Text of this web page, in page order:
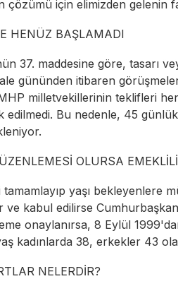
için elimizden gelenin
HENÜZ BAŞLAMADI
37. maddesine göre, tasarı
gününden itibaren
milletvekillerinin teklifleri
edilmedi. Bu nedenle, 45
OLURSA
yaşı bekleyenlere
ve kabul edilirse
onaylanırsa, 8 Eylül
kadınlarda 38, erkekler 43
NELERDİR?